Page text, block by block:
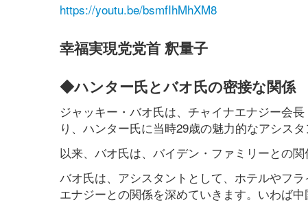
https://youtu.be/bsmfIhMhXM8
幸福実現党党首 釈量子
◆ハンター氏とバオ氏の密接な関係
ジャッキー・バオ氏は、チャイナエナジー会
り、ハンター氏に当時29歳の魅力的なアシス
以来、バオ氏は、バイデン・ファミリーとの関
バオ氏は、アシスタントとして、ホテルやフ
エナジーとの関係を深めていきます。いわば